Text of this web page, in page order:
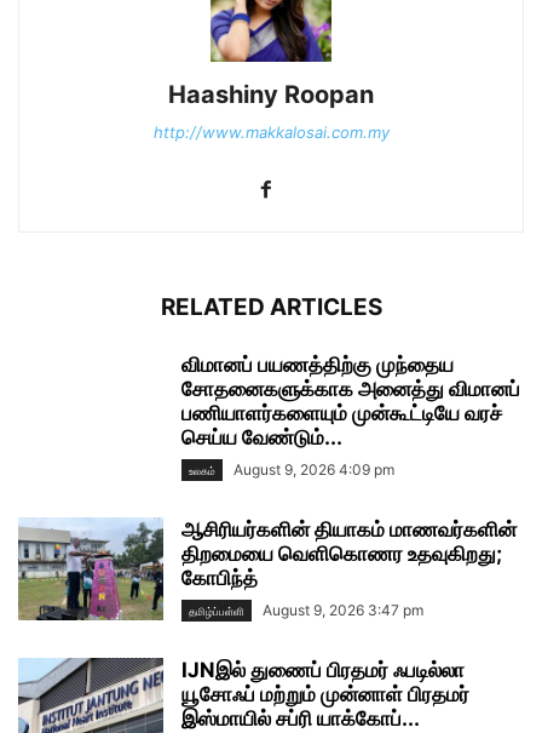
Haashiny Roopan
http://www.makkalosai.com.my
RELATED ARTICLES
விமானப் பயணத்திற்கு முந்தைய
சோதனைகளுக்காக அனைத்து விமானப்
பணியாளர்களையும் முன்கூட்டியே வரச்
செய்ய வேண்டும்...
உலகம் August 9, 2026 4:09 pm
ஆசிரியர்களின் தியாகம் மாணவர்களின்
திறமையை வெளிகொணர உதவுகிறது;
கோபிந்த்
தமிழ்ப்பள்ளி August 9, 2026 3:47 pm
IJNஇல் துணைப் பிரதமர் ஃபடில்லா
யூசோஃப் மற்றும் முன்னாள் பிரதமர்
இஸ்மாயில் சப்ரி யாக்கோப்...